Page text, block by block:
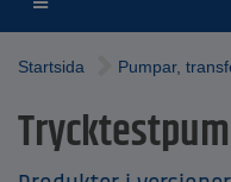
Startsida Pumpar,